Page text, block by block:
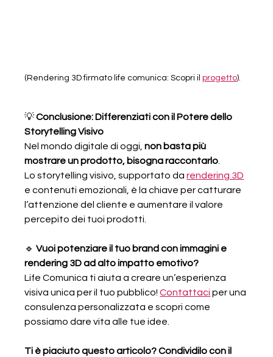
(Rendering 3D firmato life comunica: Scopri il progetto).
💡 Conclusione: Differenziati con il Potere dello
Storytelling Visivo
Nel mondo digitale di oggi, non basta più
mostrare un prodotto, bisogna raccontarlo.
Lo storytelling visivo, supportato da rendering 3D
e contenuti emozionali, è la chiave per catturare
l’attenzione del cliente e aumentare il valore
percepito dei tuoi prodotti.
🔹 Vuoi potenziare il tuo brand con immagini e
rendering 3D ad alto impatto emotivo?
Life Comunica ti aiuta a creare un’esperienza
visiva unica per il tuo pubblico! Contattaci per una
consulenza personalizzata e scopri come
possiamo dare vita alle tue idee.
Ti è piaciuto questo articolo? Condividilo con il